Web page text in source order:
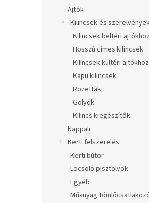
Ajtók
Kilincsek és
Kilincsek beltéri ajtókhoz
Hosszú címes kilincsek
Kilincsek kültéri ajtókhoz
Kapu kilincsek
Rozetták
Golyók
Kilincs kiegészítők
Nappali
Kerti felszerelés
Kerti bútor
Locsoló pisztolyok
Egyéb
Műanyag